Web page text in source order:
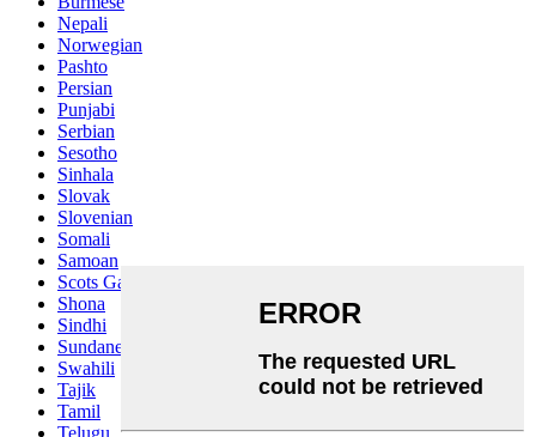
Nepali
Norwegian
Pashto
Persian
Punjabi
Serbian
Sesotho
Sinhala
Slovak
Slovenian
Somali
Samoan
Scots Gaelic
Shona
Sindhi
Sundanese
Swahili
Tajik
Tamil
Telugu